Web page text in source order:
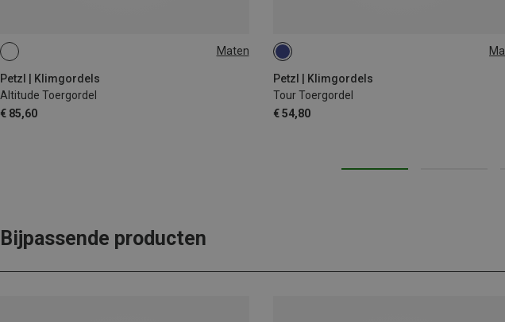
Maten
Petzl | Klimgordels
Altitude Toergordel
€ 85,60
S-M
Petzl | Klimgordels
Tour Toergordel
€ 54,80
L-XL | 84-108CM
Bijpassende producten